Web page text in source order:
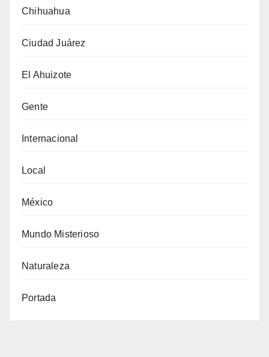
Chihuahua
Ciudad Juárez
El Ahuizote
Gente
Internacional
Local
México
Mundo Misterioso
Naturaleza
Portada